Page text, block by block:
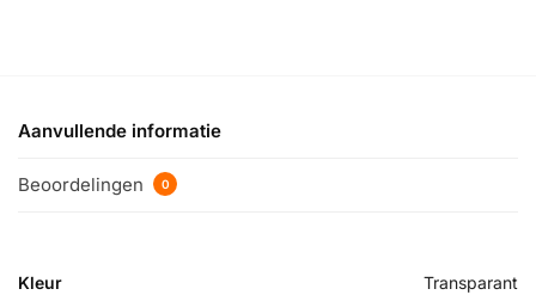
Aanvullende informatie
Beoordelingen 0
Kleur Transparant